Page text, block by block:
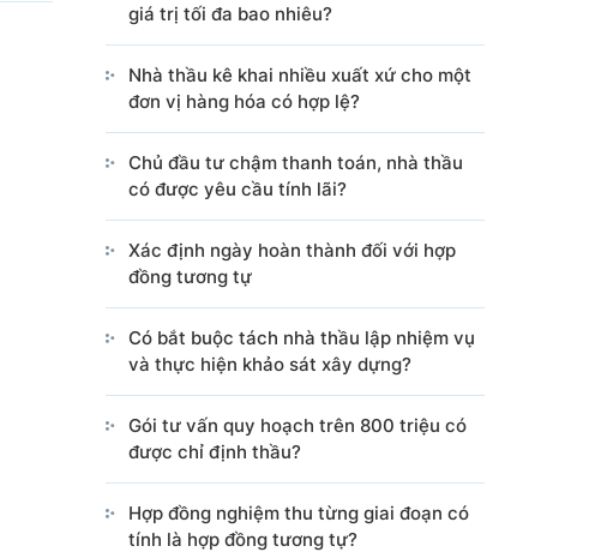
giá trị tối đa bao nhiêu?
Nhà thầu kê khai nhiều xuất xứ cho một
đơn vị hàng hóa có hợp lệ?
Chủ đầu tư chậm thanh toán, nhà thầu
có được yêu cầu tính lãi?
Xác định ngày hoàn thành đối với hợp
đồng tương tự
Có bắt buộc tách nhà thầu lập nhiệm vụ
và thực hiện khảo sát xây dựng?
Gói tư vấn quy hoạch trên 800 triệu có
được chỉ định thầu?
Hợp đồng nghiệm thu từng giai đoạn có
tính là hợp đồng tương tự?